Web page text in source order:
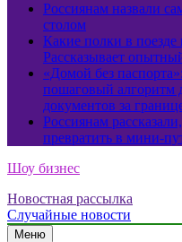
Россиянам назвали
столом
Какие полки в поезде
Рассказывает
«Домой без
пошаговый алгоритм
документов за
Россиянам
превратить в мини-
Шоу бизнес
Новостная рассылка
Случайные новости
Меню